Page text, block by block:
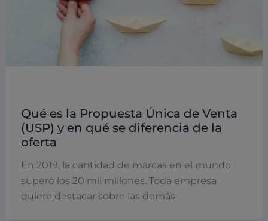
Qué es la Propuesta Única de Venta
(USP) y en qué se diferencia de la
oferta
En 2019, la cantidad de marcas en el mundo
superó los 20 mil millones. Toda empresa
quiere destacar sobre las demás